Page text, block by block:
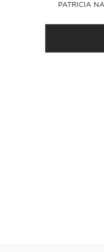
​PATRICIA